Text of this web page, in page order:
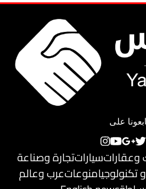
على
وعقاراتسياراتتجارة وصناعة
تكنولوجيامنوعاتعرب وعالم